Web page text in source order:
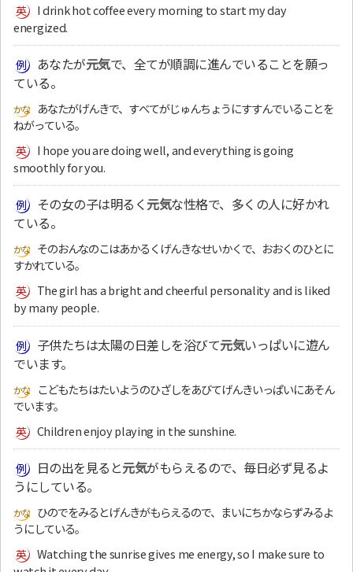
I drink hot coffee every morning to start my day
energized.
あなたが元気で、全てが順調に進んでいることを願っ
ている。
あなたがげんきで、すべてがじゅんちょうにすすんでいることを
ねがっている。
I hope you are doing well, and everything is going
smoothly for you.
その女の子は明るく元気な性格で、多くの人に好かれ
ている。
そのおんなのこはあかるくげんきなせいかくで、おおくのひとに
すかれている。
The girl has a bright and cheerful personality and is liked
by many people.
子供たちは太陽の日差しを浴びて元気いっぱいに遊ん
でいます。
こどもたちはたいようのひざしをあびてげんきいっぱいにあそん
でいます。
Children enjoy playing in the sunshine.
日の出を見ると元気がもらえるので、毎日必ず見るよ
うにしている。
ひのでをみるとげんきがもらえるので、まいにちかならずみるよ
うにしている。
Watching the sunrise gives me energy, so I make sure to